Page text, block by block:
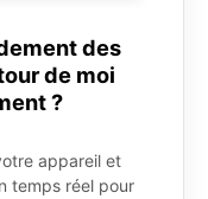
des
de moi
?
appareil et
temps réel pour